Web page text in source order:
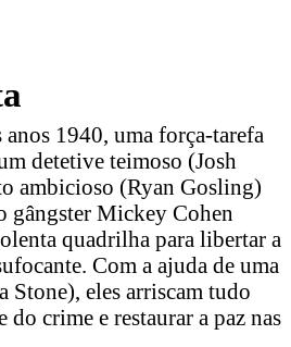
1940, uma força-tarefa
detetive teimoso (Josh
ambicioso (Ryan Gosling)
gângster Mickey Cohen
quadrilha para libertar a
Com a ajuda de uma
Stone), eles arriscam tudo
do crime e restaurar a paz nas